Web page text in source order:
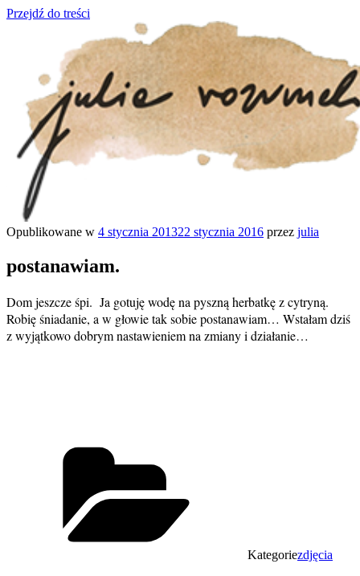
Przejdź do treści
Opublikowane w 4 stycznia 201322 stycznia 2016 przez julia
postanawiam.
Dom jeszcze śpi. Ja gotuję wodę na pyszną herbatkę z cytryną.
Robię śniadanie, a w głowie tak sobie postanawiam… Wstałam dziś
z wyjątkowo dobrym nastawieniem na zmiany i działanie…
Kategoriezdjęcia